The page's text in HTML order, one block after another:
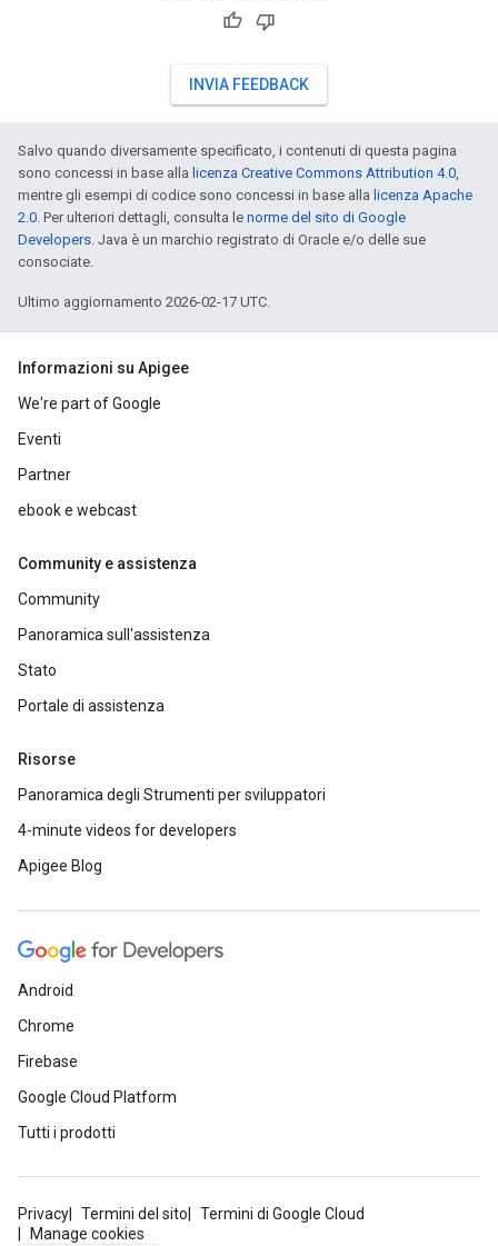
INVIA FEEDBACK
Salvo quando diversamente specificato, i contenuti di questa pagina
sono concessi in base alla licenza Creative Commons Attribution 4.0,
mentre gli esempi di codice sono concessi in base alla licenza Apache
2.0. Per ulteriori dettagli, consulta le norme del sito di Google
Developers. Java è un marchio registrato di Oracle e/o delle sue
consociate.
Ultimo aggiornamento 2026-02-17 UTC.
Informazioni su Apigee
We're part of Google
Eventi
Partner
ebook e webcast
Community e assistenza
Community
Panoramica sull'assistenza
Stato
Portale di assistenza
Risorse
Panoramica degli Strumenti per sviluppatori
4-minute videos for developers
Apigee Blog
Android
Chrome
Firebase
Google Cloud Platform
Tutti i prodotti
Privacy Termini del sito
Termini di Google Cloud
Manage cookies